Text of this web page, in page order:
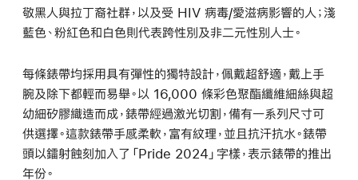
敬黑人與拉丁裔社群，以及受 HIV 病毒/愛滋病影響的人；淺
藍色、粉紅色和白色則代表跨性別及非二元性別人士。
每條錶帶均採用具有彈性的獨特設計，佩戴超舒適，戴上手
腕及除下都輕而易舉。以 16,000 條彩色聚酯纖維細絲與超
幼細矽膠織造而成，錶帶經過激光切割，備有一系列尺寸可
供選擇。這款錶帶手感柔軟，富有紋理，並且抗汗抗水。錶帶
頭以鐳射蝕刻加入了「Pride 2024」字樣，表示錶帶的推出
年份。